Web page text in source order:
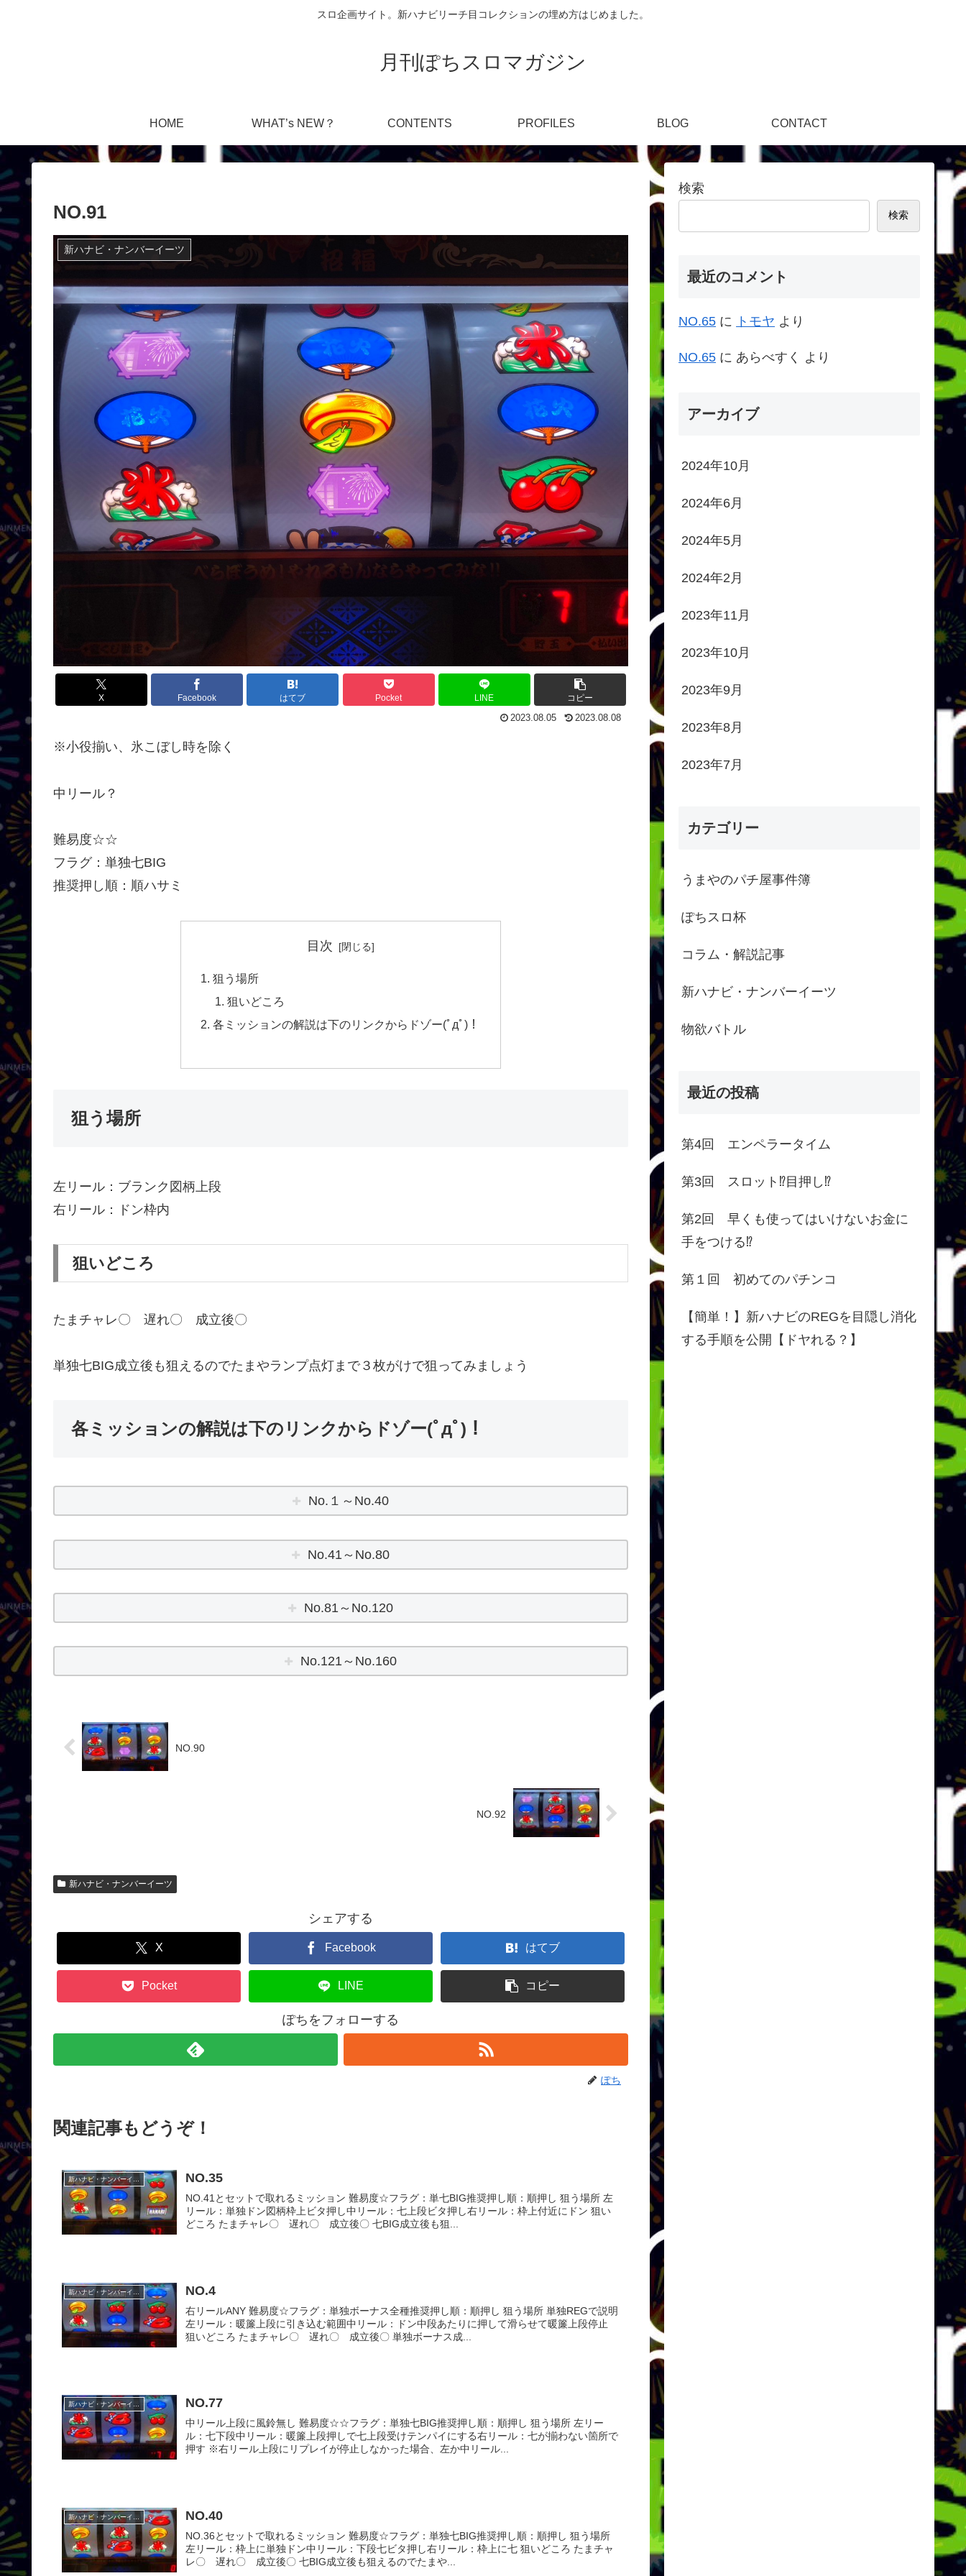
スロ企画サイト。新ハナビリーチ目コレクションの埋め方はじめました。
月刊ぽちスロマガジン
HOME WHAT’s NEW？ CONTENTS PROFILES BLOG CONTACT
NO.91
新ハナビ・ナンバーイーツ
X Facebook はてブ Pocket LINE コピー
2023.08.05 2023.08.08
※小役揃い、氷こぼし時を除く
中リール？
難易度☆☆
フラグ：単独七BIG
推奨押し順：順ハサミ
目次
狙う場所
狙いどころ
各ミッションの解説は下のリンクからドゾー(ﾟдﾟ)！
狙う場所
左リール：ブランク図柄上段
右リール：ドン枠内
狙いどころ
たまチャレ〇 遅れ〇 成立後〇
単独七BIG成立後も狙えるのでたまやランプ点灯まで３枚がけで狙ってみましょう
各ミッションの解説は下のリンクからドゾー(ﾟдﾟ)！
No.１～No.40
No.41～No.80
No.81～No.120
No.121～No.160
NO.90
NO.92
新ハナビ・ナンバーイーツ
シェアする
X Facebook はてブ
Pocket LINE コピー
ぽちをフォローする
ぽち
関連記事もどうぞ！
NO.35
NO.41とセットで取れるミッション 難易度☆フラグ：単七BIG推奨押し順：順押し 狙う場所 左
リール：単独ドン図柄枠上ビタ押し中リール：七上段ビタ押し右リール：枠上付近にドン 狙い
どころ たまチャレ〇 遅れ〇 成立後〇 七BIG成立後も狙...
NO.4
右リールANY 難易度☆フラグ：単独ボーナス全種推奨押し順：順押し 狙う場所 単独REGで説明
左リール：暖簾上段に引き込む範囲中リール：ドン中段あたりに押して滑らせて暖簾上段停止
狙いどころ たまチャレ〇 遅れ〇 成立後〇 単独ボーナス成...
新ハナビ・ナンバーイーツ NO.77
中リール上段に風鈴無し 難易度☆☆フラグ：単独七BIG推奨押し順：順押し 狙う場所 左リー
ル：七下段中リール：暖簾上段押しで七上段受けテンパイにする右リール：七が揃わない箇所で
押す ※右リール上段にリプレイが停止しなかった場合、左か中リール...
NO.40
NO.36とセットで取れるミッション 難易度☆フラグ：単独七BIG推奨押し順：順押し 狙う場所
左リール：枠上に単独ドン中リール：下段七ビタ押し右リール：枠上に七 狙いどころ たまチャ
レ〇 遅れ〇 成立後〇 七BIG成立後も狙えるのでたまや...
検索
検索
最近のコメント
NO.65 に トモヤ より
NO.65 に あらべすく より
アーカイブ
2024年10月
2024年6月
2024年5月
2024年2月
2023年11月
2023年10月
2023年9月
2023年8月
2023年7月
カテゴリー
うまやのパチ屋事件簿
ぽちスロ杯
コラム・解説記事
新ハナビ・ナンバーイーツ
物欲バトル
最近の投稿
第4回 エンペラータイム
第3回 スロット⁉︎目押し⁉︎
第2回 早くも使ってはいけないお金に
手をつける⁉︎
第１回 初めてのパチンコ
【簡単！】新ハナビのREGを目隠し消化
する手順を公開【ドヤれる？】